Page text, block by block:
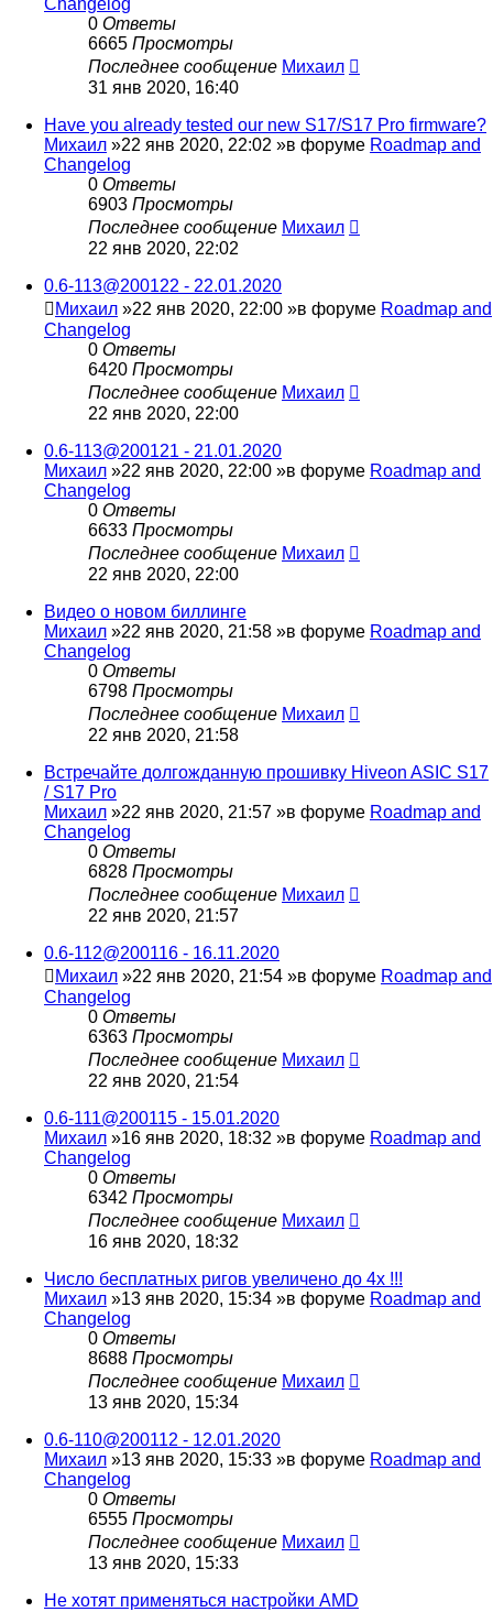
0 Ответы
6665 Просмотры
Последнее сообщение Михаил
31 янв 2020, 16:40
Have you already tested our new S17/S17 Pro firmware?
Михаил »22 янв 2020, 22:02 »в форуме Roadmap and
Changelog
0 Ответы
6903 Просмотры
Последнее сообщение Михаил
22 янв 2020, 22:02
0.6-113@200122 - 22.01.2020
Михаил »22 янв 2020, 22:00 »в форуме Roadmap and
Changelog
0 Ответы
6420 Просмотры
Последнее сообщение Михаил
22 янв 2020, 22:00
0.6-113@200121 - 21.01.2020
Михаил »22 янв 2020, 22:00 »в форуме Roadmap and
Changelog
0 Ответы
6633 Просмотры
Последнее сообщение Михаил
22 янв 2020, 22:00
Видео о новом биллинге
Михаил »22 янв 2020, 21:58 »в форуме Roadmap and
Changelog
0 Ответы
6798 Просмотры
Последнее сообщение Михаил
22 янв 2020, 21:58
Встречайте долгожданную прошивку Hiveon ASIC S17
/ S17 Pro
Михаил »22 янв 2020, 21:57 »в форуме Roadmap and
Changelog
0 Ответы
6828 Просмотры
Последнее сообщение Михаил
22 янв 2020, 21:57
0.6-112@200116 - 16.11.2020
Михаил »22 янв 2020, 21:54 »в форуме Roadmap and
Changelog
0 Ответы
6363 Просмотры
Последнее сообщение Михаил
22 янв 2020, 21:54
0.6-111@200115 - 15.01.2020
Михаил »16 янв 2020, 18:32 »в форуме Roadmap and
Changelog
0 Ответы
6342 Просмотры
Последнее сообщение Михаил
16 янв 2020, 18:32
Число бесплатных ригов увеличено до 4х !!!
Михаил »13 янв 2020, 15:34 »в форуме Roadmap and
Changelog
0 Ответы
8688 Просмотры
Последнее сообщение Михаил
13 янв 2020, 15:34
0.6-110@200112 - 12.01.2020
Михаил »13 янв 2020, 15:33 »в форуме Roadmap and
Changelog
0 Ответы
6555 Просмотры
Последнее сообщение Михаил
13 янв 2020, 15:33
Не хотят применяться настройки AMD